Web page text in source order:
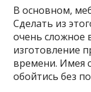
В основном,
Сделать из
очень сложное
изготовление
времени. Имея
обойтись без